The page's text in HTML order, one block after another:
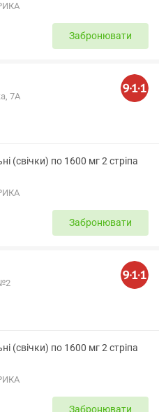
Забронювати
7А
(свічки) по 1600 мг 2 стріпа
Забронювати
(свічки) по 1600 мг 2 стріпа
Забронювати